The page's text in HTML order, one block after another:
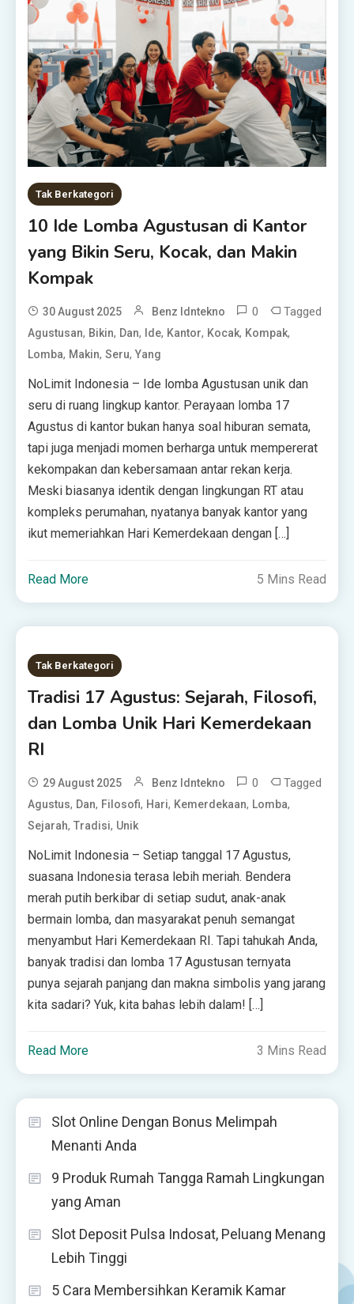
Tak Berkategori
10 Ide Lomba Agustusan di Kantor
yang Bikin Seru, Kocak, dan Makin
Kompak
30 August 2025 Benz Idntekno 0 Tagged
Agustusan, Bikin, Dan, Ide, Kantor, Kocak, Kompak,
Lomba, Makin,Seru,Yang
NoLimit Indonesia – Ide lomba Agustusan unik dan
seru di ruang lingkup kantor. Perayaan lomba 17
Agustus di kantor bukan hanya soal hiburan semata,
tapi juga menjadi momen berharga untuk mempererat
kekompakan dan kebersamaan antar rekan kerja.
Meski biasanya identik dengan lingkungan RT atau
kompleks perumahan, nyatanya banyak kantor yang
ikut memeriahkan Hari Kemerdekaan dengan […]
Read More 5 Mins Read
Tak Berkategori
Tradisi 17 Agustus: Sejarah, Filosofi,
dan Lomba Unik Hari Kemerdekaan
RI
29 August 2025 Benz Idntekno 0 Tagged
Agustus, Dan, Filosofi, Hari, Kemerdekaan, Lomba,
Sejarah,Tradisi, Unik
NoLimit Indonesia – Setiap tanggal 17 Agustus,
suasana Indonesia terasa lebih meriah. Bendera
merah putih berkibar di setiap sudut, anak-anak
bermain lomba, dan masyarakat penuh semangat
menyambut Hari Kemerdekaan RI. Tapi tahukah Anda,
banyak tradisi dan lomba 17 Agustusan ternyata
punya sejarah panjang dan makna simbolis yang jarang
kita sadari? Yuk, kita bahas lebih dalam! […]
Read More 3 Mins Read
Slot Online Dengan Bonus Melimpah
Menanti Anda
9 Produk Rumah Tangga Ramah Lingkungan
yang Aman
Slot Deposit Pulsa Indosat, Peluang Menang
Lebih Tinggi
5 Cara Membersihkan Keramik Kamar